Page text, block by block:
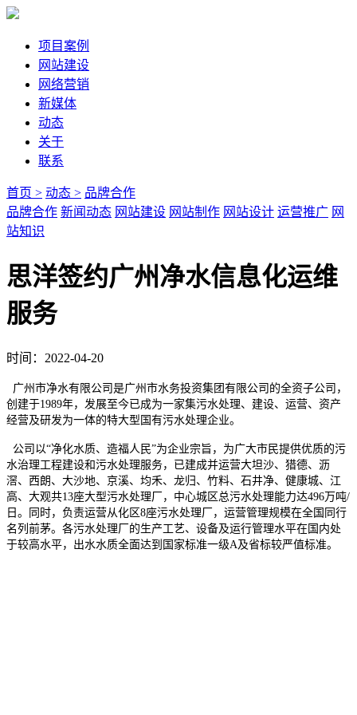
项目案例
网站建设
网络营销
新媒体
动态
关于
联系
首页 > 动态 > 品牌合作
品牌合作 新闻动态 网站建设 网站制作 网站设计 运营推广 网
站知识
思洋签约广州净水信息化运维
服务
时间：2022-04-20
广州市净水有限公司是广州市水务投资集团有限公司的全资子公司，
创建于1989年，发展至今已成为一家集污水处理、建设、运营、资产
经营及研发为一体的特大型国有污水处理企业。
公司以“净化水质、造福人民”为企业宗旨，为广大市民提供优质的污
水治理工程建设和污水处理服务，已建成并运营大坦沙、猎德、沥
滘、西朗、大沙地、京溪、均禾、龙归、竹料、石井净、健康城、江
高、大观共13座大型污水处理厂，中心城区总污水处理能力达496万吨/
日。同时，负责运营从化区8座污水处理厂，运营管理规模在全国同行
名列前茅。各污水处理厂的生产工艺、设备及运行管理水平在国内处
于较高水平，出水水质全面达到国家标准一级A及省标较严值标准。